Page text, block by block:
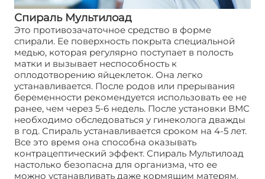
Спираль Мультилоад
Это противозачаточное средство в форме
спирали. Ее поверхность покрыта специальной
медью, которая регулярно поступает в полость
матки и вызывает неспособность к
оплодотворению яйцеклеток. Она легко
устанавливается. После родов или прерывания
беременности рекомендуется использовать ее не
ранее, чем через 5-6 недель. После установки ВМС
необходимо обследоваться у гинеколога дважды
в год. Спираль устанавливается сроком на 4-5 лет.
Все это время она способна оказывать
контрацептический эффект. Спираль Мультилоад
настолько безопасна для организма, что ее
можно устанавливать даже кормящим матерям.